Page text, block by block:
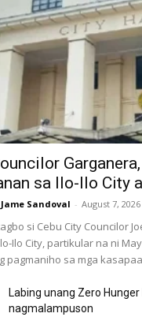
sa Ilo-Ilo City
Sandoval - August 7,
si Cebu City Councilor
Ilo City, partikular na ni
pagmaniho sa mga
Labing unang Zero Hunger
nagmalampuson